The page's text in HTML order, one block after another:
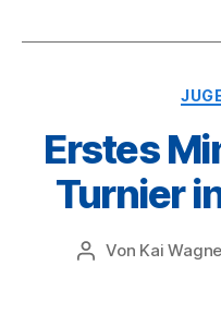
Erstes
Turnier
Beitragsautor
Von Kai